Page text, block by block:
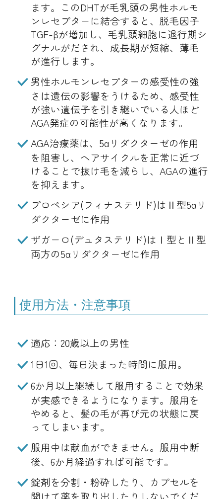
ます。このDHTが毛乳頭の男性ホルモ
ンレセプターに結合すると、脱毛因子
TGF-βが増加し、毛乳頭細胞に退行期シ
グナルがだされ、成長期が短縮、薄毛
が進行します。
男性ホルモンレセプターの感受性の強
さは遺伝の影響をうけるため、感受性
が強い遺伝子を引き継いでいる人ほど
AGA発症の可能性が高くなります。
AGA治療薬は、5αリダクターゼの作用
を阻害し、ヘアサイクルを正常に近づ
けることで抜け毛を減らし、AGAの進行
を抑えます。
プロペシア(フィナステリド)はⅡ型5αリ
ダクターゼに作用
ザガーロ(デュタステリド)はⅠ型とⅡ型
両方の5αリダクターゼに作用
使用方法・注意事項
適応：20歳以上の男性
1日1回、毎日決まった時間に服用。
6か月以上継続して服用することで効果
が実感できるようになります。服用を
やめると、髪の毛が再び元の状態に戻
ってしまいます。
服用中は献血ができません。服用中断
後、6か月経過すれば可能です。
錠剤を分割・粉砕したり、カプセルを